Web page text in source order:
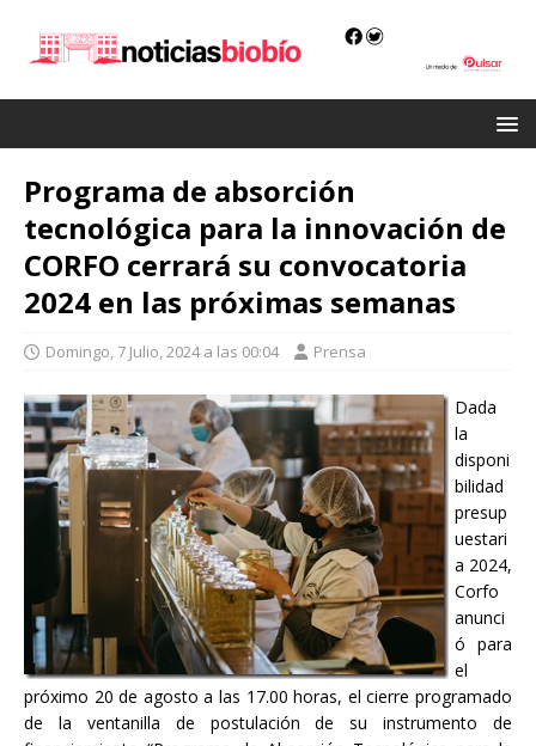
Programa de absorción
tecnológica para la innovación de
CORFO cerrará su convocatoria
2024 en las próximas semanas
Domingo, 7 Julio, 2024 a las 00:04 Prensa
Dada
la
disponi
bilidad
presup
uestari
a 2024,
Corfo
anunci
ó para
el
próximo 20 de agosto a las 17.00 horas, el cierre programado
de la ventanilla de postulación de su instrumento de